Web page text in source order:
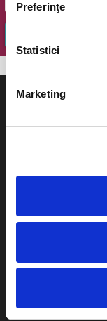
Preferinţe
Statistici
Marketing
Pentru copii
Diverse